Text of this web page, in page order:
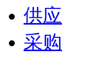
供应
采购